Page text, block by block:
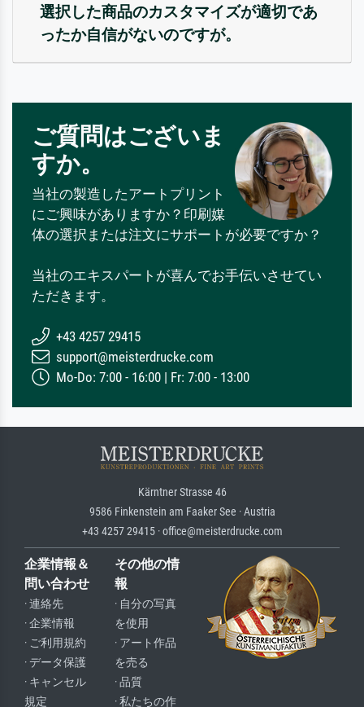
選択した商品のカスタマイズが適切であ
ったか自信がないのですが。
ご質問はございま
すか。
当社の製造したアートプリント
にご興味がありますか？印刷媒
体の選択または注文にサポートが必要ですか？
当社のエキスパートが喜んでお手伝いさせてい
ただきます。
+43 4257 29415
support@meisterdrucke.com
Mo-Do: 7:00 - 16:00 | Fr: 7:00 - 13:00
Kärntner Strasse 46
9586 Finkenstein am Faaker See · Austria
+43 4257 29415 · office@meisterdrucke.com
企業情報＆
問い合わせ
· 連絡先
· 企業情報
· ご利用規約
· データ保護
· キャンセル
規定
その他の情
報
· 自分の写真
を使用
· アート作品
を売る
· 品質
· 私たちの作